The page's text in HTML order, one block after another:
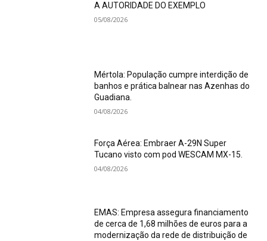
A AUTORIDADE DO EXEMPLO
05/08/2026
Mértola: População cumpre interdição de
banhos e prática balnear nas Azenhas do
Guadiana.
04/08/2026
Força Aérea: Embraer A-29N Super
Tucano visto com pod WESCAM MX-15.
04/08/2026
EMAS: Empresa assegura financiamento
de cerca de 1,68 milhões de euros para a
modernização da rede de distribuição de